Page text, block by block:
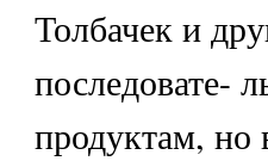
Толбачек и
последовате-
продуктам, но